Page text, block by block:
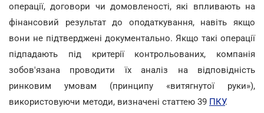
операції, договори чи домовленості, які впливають на
фінансовий результат до оподаткування, навіть якщо
вони не підтверджені документально. Якщо такі операції
підпадають під критерії контрольованих, компанія
зобов'язана проводити їх аналіз на відповідність
ринковим умовам (принципу «витягнутої руки»),
використовуючи методи, визначені статтею 39 ПКУ.